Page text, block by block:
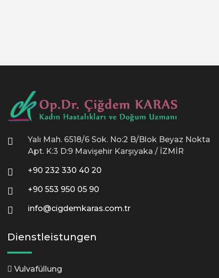
Yalı Mah. 6518/6 Sok. No:2 B/Blok Beyaz Nokta
Apt. K:3 D:9 Mavişehir Karşıyaka / İZMİR
+90 232 330 40 20
+90 553 950 05 90
info@cigdemkaras.com.tr
Dienstleistungen
Vulvafüllung